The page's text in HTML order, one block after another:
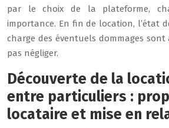
par le choix de la plateforme,
importance. En fin de location, l’état
charge des éventuels dommages
pas négliger.
Découverte de la
entre particuliers :
locataire et mise en